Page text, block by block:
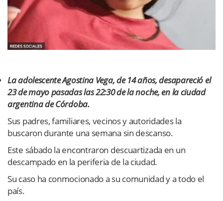
La adolescente Agostina Vega, de 14 años, desapareció el
23 de mayo pasadas las 22:30 de la noche, en la ciudad
argentina de Córdoba.
Sus padres, familiares, vecinos y autoridades la
buscaron durante una semana sin descanso.
Este sábado la encontraron descuartizada en un
descampado en la periferia de la ciudad.
Su caso ha conmocionado a su comunidad y a todo el
país.